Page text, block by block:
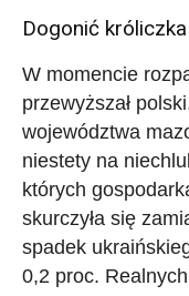
Dogonić króliczka
W momencie
przewyższał
województwa
niestety na
których
skurczyła się
spadek
0,2 proc.